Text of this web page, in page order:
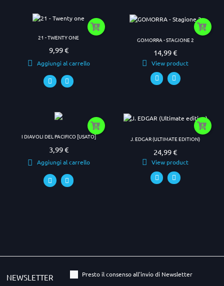
21 - TWENTY ONE
Prezzo
9,99 €
Aggiungi al carrello
GOMORRA - STAGIONE 2
Prezzo
14,99 €
View product
I DIAVOLI DEL PACIFICO [USATO]
Prezzo
3,99 €
Aggiungi al carrello
J. EDGAR (ULTIMATE EDITION)
Prezzo
24,99 €
View product
NEWSLETTER Presto il consenso all'invio di Newsletter